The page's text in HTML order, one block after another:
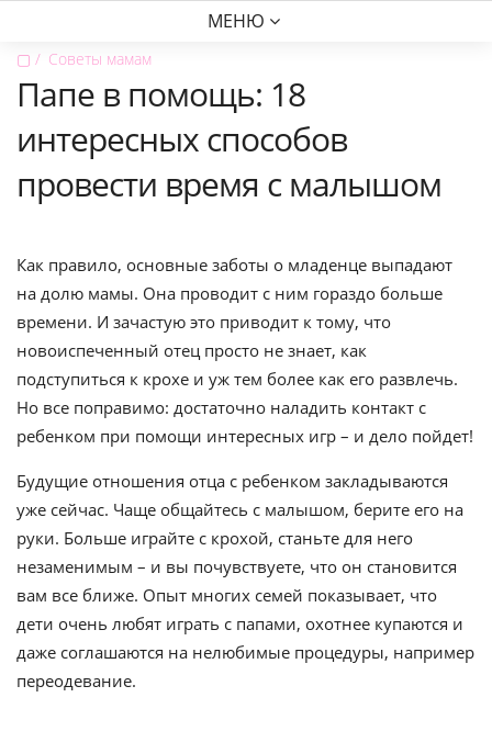
МЕНЮ
▢ Советы мамам
Папе в помощь: 18
интересных способов
провести время с малышом
Как правило, основные заботы о младенце выпадают
на долю мамы. Она проводит с ним гораздо больше
времени. И зачастую это приводит к тому, что
новоиспеченный отец просто не знает, как
подступиться к крохе и уж тем более как его развлечь.
Но все поправимо: достаточно наладить контакт с
ребенком при помощи интересных игр – и дело пойдет!
Будущие отношения отца с ребенком закладываются
уже сейчас. Чаще общайтесь с малышом, берите его на
руки. Больше играйте с крохой, станьте для него
незаменимым – и вы почувствуете, что он становится
вам все ближе. Опыт многих семей показывает, что
дети очень любят играть с папами, охотнее купаются и
даже соглашаются на нелюбимые процедуры, например
переодевание.